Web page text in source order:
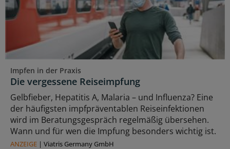
Impfen in der Praxis
Die vergessene Reiseimpfung
Gelbfieber, Hepatitis A, Malaria – und Influenza? Eine
der häufigsten impfpräventablen Reiseinfektionen
wird im Beratungsgespräch regelmäßig übersehen.
Wann und für wen die Impfung besonders wichtig ist.
ANZEIGE | Viatris Germany GmbH